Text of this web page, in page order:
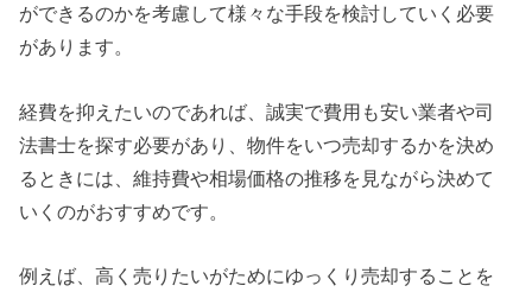
ができるのかを考慮して様々な手段を検討していく必要
があります。
経費を抑えたいのであれば、誠実で費用も安い業者や司
法書士を探す必要があり、物件をいつ売却するかを決め
るときには、維持費や相場価格の推移を見ながら決めて
いくのがおすすめです。
例えば、高く売りたいがためにゆっくり売却することを